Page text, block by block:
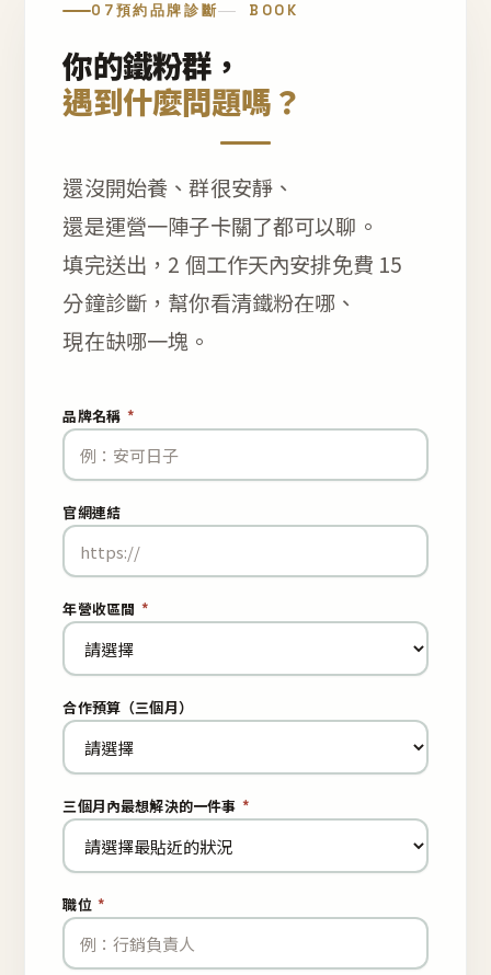
07預約品牌診斷 BOOK
你的鐵粉群，
遇到什麼問題嗎？
還沒開始養、群很安靜、
還是運營一陣子卡關了都可以聊。
填完送出，2 個工作天內安排免費 15
分鐘診斷，幫你看清鐵粉在哪、
現在缺哪一塊。
品牌名稱 *
官網連結
年營收區間 *
合作預算（三個月）
三個月內最想解決的一件事 *
職位 *